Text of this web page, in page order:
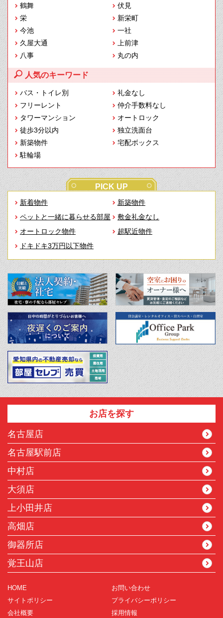
鶴舞
伏見
栄
新栄町
今池
一社
久屋大通
上前津
八事
丸の内
人気のキーワード
バス・トイレ別
礼金なし
フリーレント
仲介手数料なし
タワーマンション
オートロック
徒歩3分以内
独立洗面台
新築物件
宅配ボックス
駐輪場
PICK UP
新着物件
新築物件
ペットと一緒に暮らせる部屋
敷金礼金なし
オートロック物件
超駅近物件
ドキドキ3万円以下物件
お店を探す
名古屋店
名古屋駅前店
中村店
大須店
上小田井店
高畑店
御器所店
覚王山店
HOME
お問い合わせ
サイトポリシー
プライバシーポリシー
会社概要
採用情報